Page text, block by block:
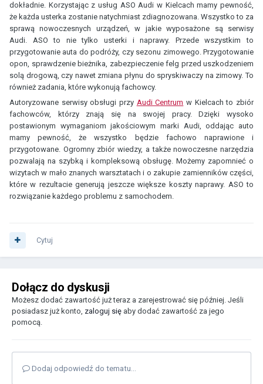
dokładnie. Korzystając z usług ASO Audi w Kielcach mamy pewność,
że każda usterka zostanie natychmiast zdiagnozowana. Wszystko to za
sprawą nowoczesnych urządzeń, w jakie wyposażone są serwisy
Audi. ASO to nie tylko usterki i naprawy. Przede wszystkim to
przygotowanie auta do podróży, czy sezonu zimowego. Przygotowanie
opon, sprawdzenie bieżnika, zabezpieczenie felg przed uszkodzeniem
solą drogową, czy nawet zmiana płynu do spryskiwaczy na zimowy. To
również zadania, które wykonują fachowcy.
Autoryzowane serwisy obsługi przy Audi Centrum w Kielcach to zbiór
fachowców, którzy znają się na swojej pracy. Dzięki wysoko
postawionym wymaganiom jakościowym marki Audi, oddając auto
mamy pewność, że wszystko będzie fachowo naprawione i
przygotowane. Ogromny zbiór wiedzy, a także nowoczesne narzędzia
pozwalają na szybką i kompleksową obsługę. Możemy zapomnieć o
wizytach w mało znanych warsztatach i o zakupie zamienników części,
które w rezultacie generują jeszcze większe koszty naprawy. ASO to
rozwiązanie każdego problemu z samochodem.
Cytuj
Dołącz do dyskusji
Możesz dodać zawartość już teraz a zarejestrować się później. Jeśli
posiadasz już konto, zaloguj się aby dodać zawartość za jego
pomocą.
Dodaj odpowiedź do tematu...